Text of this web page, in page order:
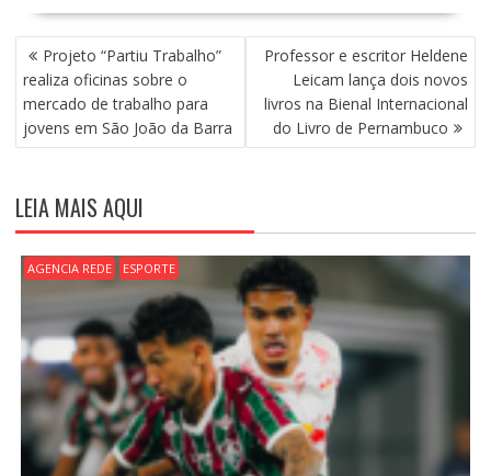
N
A
V
E
G
Ç
Ã
O
D
O
S
T
Projeto “Partiu Trabalho”
realiza oficinas sobre o
mercado de trabalho para
jovens em São João da Barra
Professor e escritor Heldene
Leicam lança dois novos
livros na Bienal Internacional
do Livro de Pernambuco
LEIA MAIS AQUI
AGENCIA REDE ESPORTE